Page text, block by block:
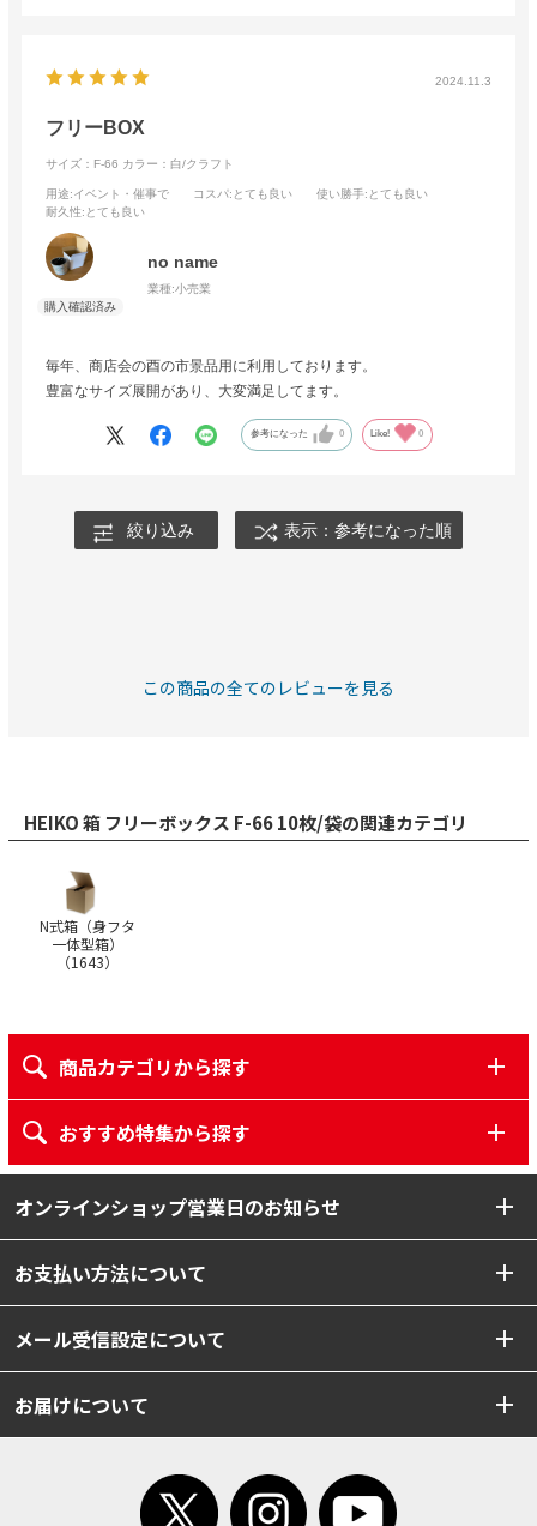
2024.11.3
フリーBOX
サイズ：F-66 カラー：白/クラフト
用途:イベント・催事で コスパ:とても良い 使い勝手:とても良い
耐久性:とても良い
no name
業種:小売業
毎年、商店会の酉の市景品用に利用しております。
豊富なサイズ展開があり、大変満足してます。
参考になった 0 Like! 0
絞り込み 表示：参考になった順
この商品の全てのレビューを見る
HEIKO 箱 フリーボックス F-66 10枚/袋の関連カテゴリ
N式箱（身フタ
一体型箱）
（1643）
商品カテゴリから探す
おすすめ特集から探す
オンラインショップ営業日のお知らせ
お支払い方法について
メール受信設定について
お届けについて